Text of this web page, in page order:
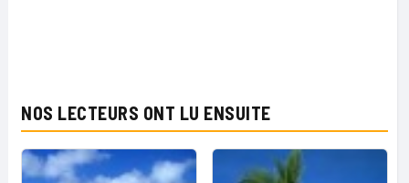
NOS LECTEURS ONT LU ENSUITE